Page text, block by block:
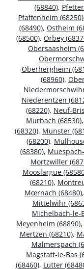
(68840),
Pfaffenheim (68250)
(68490), Ostheim
(68500), Orbey
Obersaasheim
Oberhergheim
(68960),
Niederentzen
(68220), Neuf-
Murbach (68530),
(68320), Munster
(68200),
(68380),
Mortzwiller
Mooslargue
(68210),
Mœrnach (68480),
Mittelwihr
Michelbach-le-
Meyenheim (68890),
Mertzen (68210),
Malmerspach
Magstatt-le-Bas
(68460), Lutter